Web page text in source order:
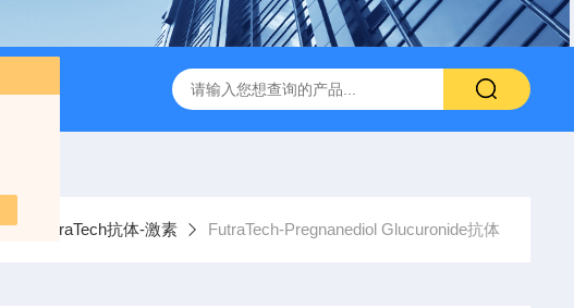
受体抗体ELISA试剂盒 神经免疫-RSR 水通道蛋白4抗体ELISA试剂盒
FutraTech抗体-激素 FutraTech-Pregnanediol Glucuronide抗体